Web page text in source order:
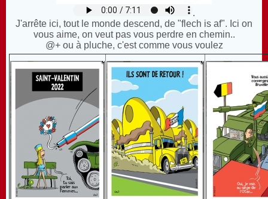
.
J'arrête ici, tout le monde descend, de "flech is af". Ici on
vous aime, on veut pas vous perdre en chemin..
@+ ou à pluche, c'est comme vous voulez